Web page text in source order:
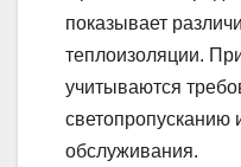
показывает
теплоизоляции.
учитываются
светопропусканию
обслуживания.